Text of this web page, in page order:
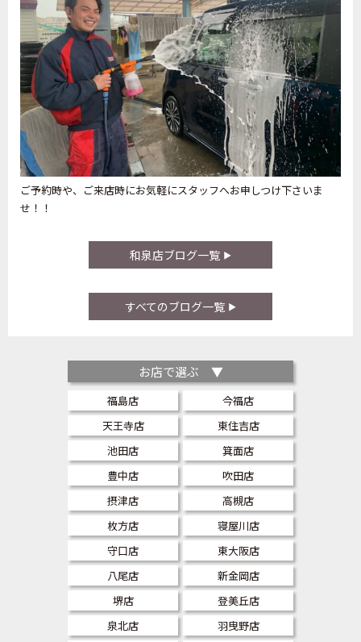
ご予約時や、ご来店時にお気軽にスタッフへお申しつけ下さいま
せ！！
和泉店ブログ一覧
すべてのブログ一覧
お店で選ぶ ▼
福島店
今福店
天王寺店
東住吉店
池田店
箕面店
豊中店
吹田店
摂津店
高槻店
枚方店
寝屋川店
守口店
東大阪店
八尾店
新金岡店
堺店
登美丘店
泉北店
羽曳野店